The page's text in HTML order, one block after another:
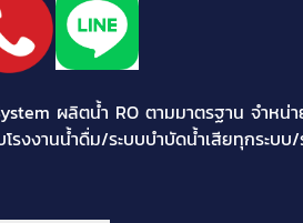
ผลิตน้ำ RO ตามมาตรฐาน จำ
งานน้ำดื่ม/ระบบบำบัดน้ำเสียทุกระบ